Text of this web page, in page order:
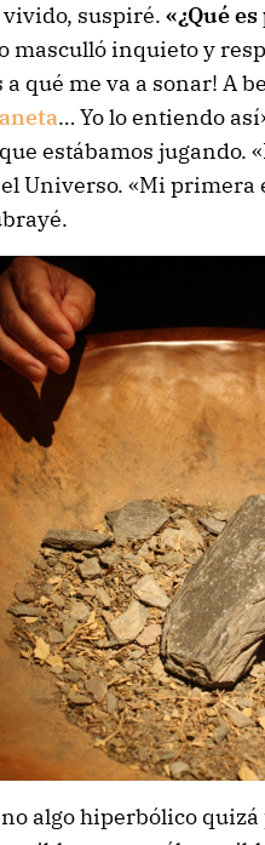
suspiré. «¿Qué
masculló inquieto y
a qué me va a sonar! A
… Yo lo entiendo
estábamos jugando.
Universo. «Mi primera
algo hiperbólico